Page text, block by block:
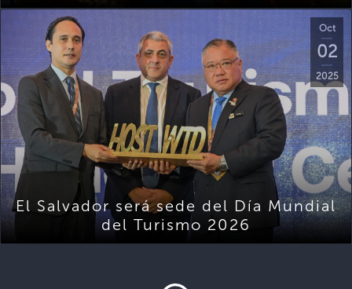
Oct
02
2025
El Salvador será sede del Día Mundial
del Turismo 2026